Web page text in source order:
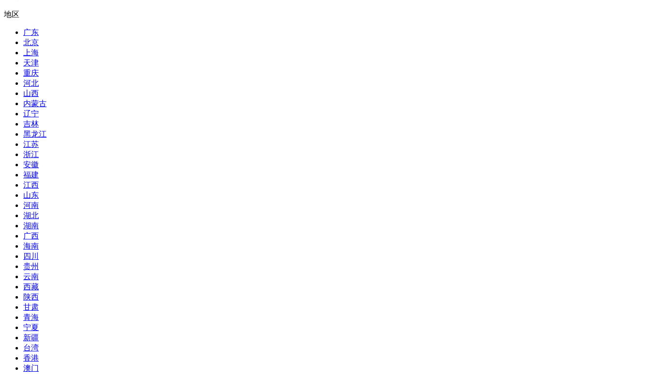
地区
广东
北京
上海
天津
重庆
河北
山西
内蒙古
辽宁
吉林
黑龙江
江苏
浙江
安徽
福建
江西
山东
河南
湖北
湖南
广西
海南
四川
贵州
云南
西藏
陕西
甘肃
青海
宁夏
新疆
台湾
香港
澳门